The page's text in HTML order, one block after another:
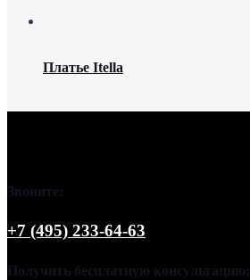
Платье Itella
Звоните:
+7 (495) 233-64-63
Получить бесплатную консультацию: